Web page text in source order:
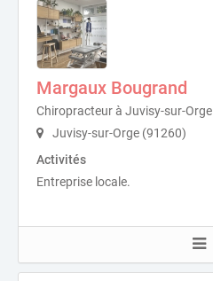
Margaux Bougrand
Chiropracteur à Juvisy-sur-Orge
Juvisy-sur-Orge (91260)
Activités
Entreprise locale.